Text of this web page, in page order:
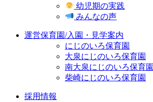
幼児期の実践
みんなの声
運営保育園/入園・見学案内
にじのいろ保育園
大泉にじのいろ保育園
南大泉にじのいろ保育園
柴崎にじのいろ保育園
採用情報